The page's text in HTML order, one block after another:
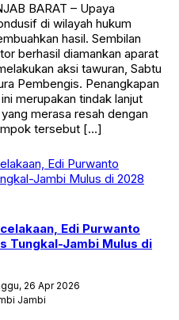
BARAT – Upaya
di wilayah hukum
hasil. Sembilan
berhasil diamankan aparat
aksi tawuran, Sabtu
Pembengis. Penangkapan
merupakan tindak lanjut
merasa resah dengan
tersebut […]
Edi Purwanto
Tungkal-Jambi Mulus di
26 Apr 2026
Jambi